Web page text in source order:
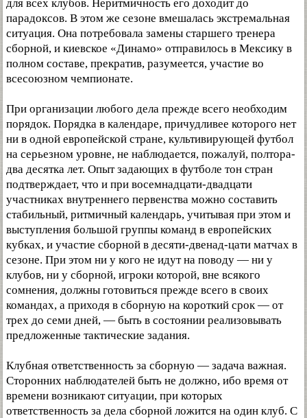
для всех клубов. Неритмичность его доходит до
парадоксов. В этом же сезоне вмешалась экстремальная
ситуация. Она потребовала замены старшего тренера
сборной, и киевское «Динамо» отправилось в Мексику в
полном составе, прекратив, разумеется, участие во
всесоюзном чемпионате.
При организации любого дела прежде всего необходим
порядок. Порядка в календаре, причудливее которого нет
ни в одной европейской стране, культивирующей футбол
на серьезном уровне, не наблюдается, пожалуй, полтора-
два десятка лет. Опыт задающих в футболе тон стран
подтверждает, что и при восемнадцати-двадцати
участниках внутреннего первенства можно составить
стабильный, ритмичный календарь, учитывая при этом и
выступления большой группы команд в европейских
кубках, и участие сборной в десяти-двенад-цати матчах в
сезоне. При этом ни у кого не идут на поводу — ни у
клубов, ни у сборной, игроки которой, вне всякого
сомнения, должны готовиться прежде всего в своих
командах, а приходя в сборную на короткий срок — от
трех до семи дней, — быть в состоянии реализовывать
предложенные тактические задания.
Клубная ответственность за сборную — задача важная.
Сторонних наблюдателей быть не должно, ибо время от
времени возникают ситуации, при которых
ответственность за дела сборной ложится на один клуб. С